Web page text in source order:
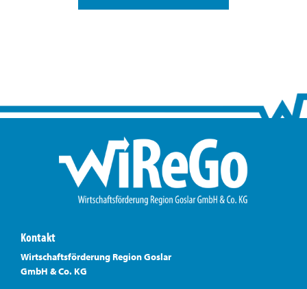
Kontakt
Wirtschaftsförderung Region Goslar
GmbH & Co. KG